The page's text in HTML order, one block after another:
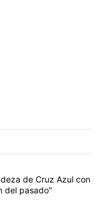
en los
Damm cuestionó la
de Cruz Azul con
del pasado"